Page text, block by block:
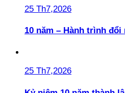
25 Th7,2026
10 năm – Hành trình
25 Th7,2026